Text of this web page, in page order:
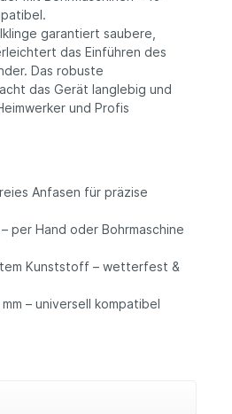
garantiert saubere,
das Einführen des
Das robuste
das Gerät langlebig und
und Profis
Anfasen für präzise
per Hand oder Bohrmaschine
Kunststoff – wetterfest &
– universell kompatibel